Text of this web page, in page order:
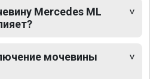
Mercedes ML
мочевины